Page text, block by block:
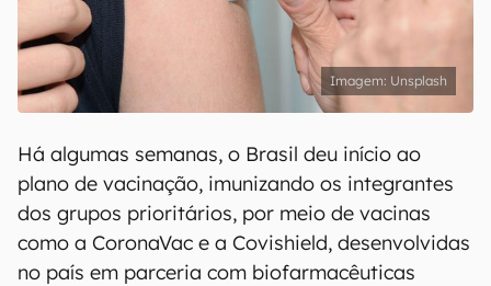
Unsplash
Há algumas semanas, o Brasil deu início ao
plano de vacinação, imunizando os integrantes
dos grupos prioritários, por meio de vacinas
como a CoronaVac e a Covishield, desenvolvidas
no país em parceria com biofarmacêuticas